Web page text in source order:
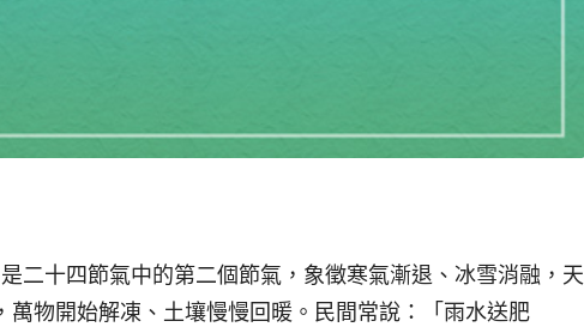
二十四節氣中的第二個節氣，象徵寒氣漸退、冰雪消融，天
萬物開始解凍、土壤慢慢回暖。民間常說：「雨水送肥